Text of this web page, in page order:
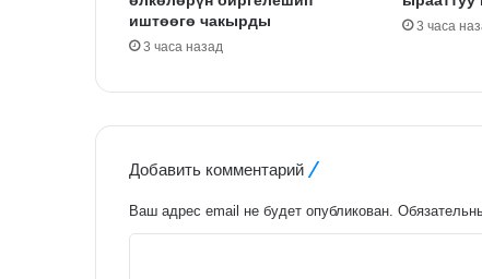
иштөөгө чакырды
3 часа назад
3 часа
Добавить комментарий
Ваш адрес email не будет опубликован.